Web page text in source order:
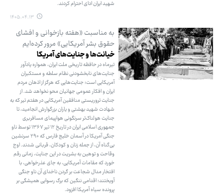
شهید ایران ادای احترام کردند.
۱۴۰۵.۰۴.۱۳
به مناسبت «هفته بازخوانی و افشای
حقوق بشر آمریکایی» مرور کرده‌ایم
خیانت‌ها و جنایت‌های آمریکا
تیرماه در حافظه تاریخی ملت ایران، همواره یادآور
جنایت‌های نابخشودنی نظام سلطه و مستکبران
آمریکایی است؛ جنایت‌هایی که هرگز از اذهان مردم
ایران و افکار عمومی جهانیان محو نخواهد شد. از
جنایت تروریستی منافقین آمریکایی در هفتم تیر که به
شهادت شهید بهشتی و یاران بزرگوارش انجامید، تا
جنایت هولناک‌تر سرنگونی هواپیمای مسافربری
جمهوری اسلامی ایران در تاریخ ۱۲ تیر ۱۳۶۷ توسط ناو
جنگی آمریکا در آسمان خلیج فارس که ۲۹۰ سرنشین
بی‌گناه آن، از جمله زنان و کودکان، قربانی شدند. اوج
وقاحت و توهین به بشریت در این جنایت، زمانی رقم
خورد که مقامات آمریکایی، به جای عذرخواهی، با
افتخار مدال شجاعت بر گردن ناخدای آن ناو جنگی
آویختند؛ اقدامی ننگین که برگ رسوایی همیشگی بر
پرونده سیاه آمریکا افزود.